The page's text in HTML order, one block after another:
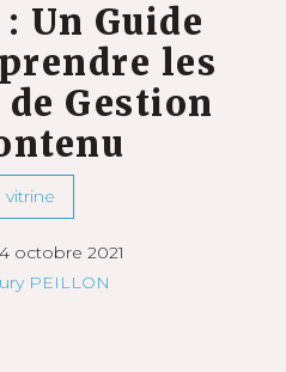
Un Guide
les
de Gestion
vitrine
octobre 2021
PEILLON